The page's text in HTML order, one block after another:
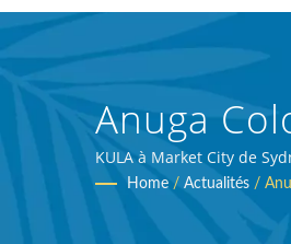
Anuga
Conserve
Canned
KULA à Market City de
Home / Actualités /